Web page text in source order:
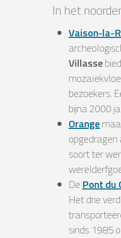
In het
Vaison-la-
Villasse
bezoekers.
bijna 2000
Orange
opgedragen
soort ter
De Pont du
Het drie
sinds 1985